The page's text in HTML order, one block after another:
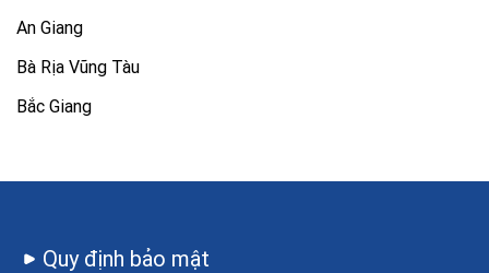
An Giang
Bà Rịa Vũng Tàu
Bắc Giang
Quy định bảo mật